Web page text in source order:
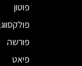
פוטון
פורשה
פיאט